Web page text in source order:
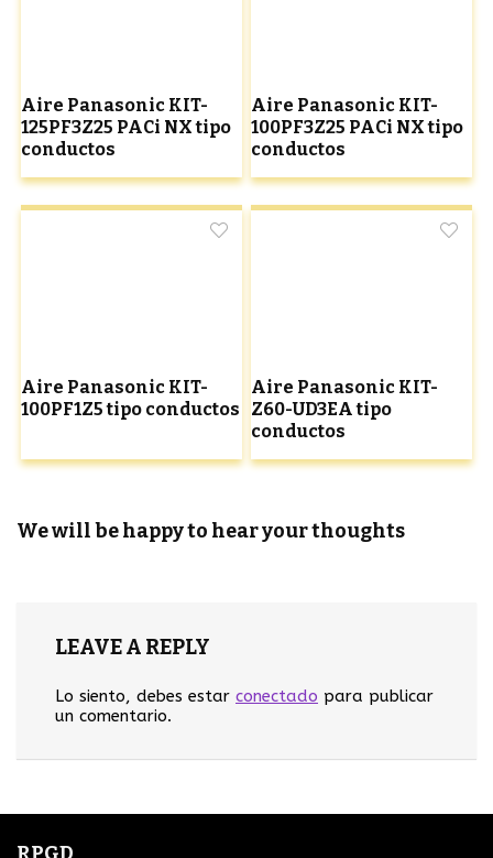
Aire Panasonic KIT-
125PF3Z25 PACi NX tipo
conductos
Aire Panasonic KIT-
100PF3Z25 PACi NX tipo
conductos
Aire Panasonic KIT-
100PF1Z5 tipo conductos
Aire Panasonic KIT-
Z60-UD3EA tipo
conductos
We will be happy to hear your thoughts
LEAVE A REPLY
Lo siento, debes estar conectado para publicar
un comentario.